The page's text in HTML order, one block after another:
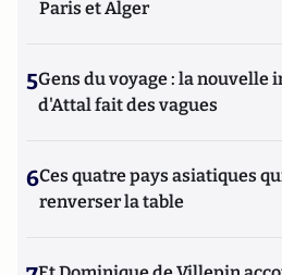
Paris et Alger
5Gens du voyage : la nouvelle
d'Attal fait des vagues
6Ces quatre pays asiatiques
renverser la table